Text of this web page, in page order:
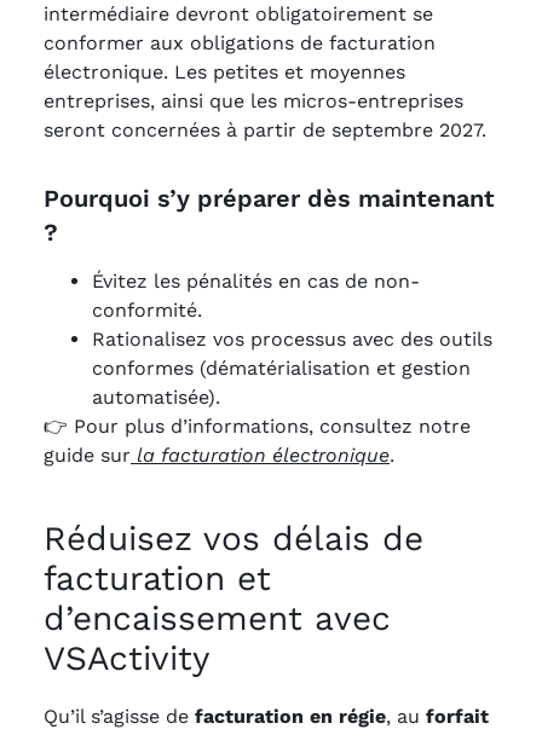
intermédiaire devront obligatoirement se
conformer aux obligations de facturation
électronique. Les petites et moyennes
entreprises, ainsi que les micros-entreprises
seront concernées à partir de septembre 2027.
Pourquoi s’y préparer dès maintenant
?
Évitez les pénalités en cas de non-
conformité.
Rationalisez vos processus avec des outils
conformes (dématérialisation et gestion
automatisée).
👉 Pour plus d’informations, consultez notre
guide sur la facturation électronique.
Réduisez vos délais de
facturation et
d’encaissement avec
VSActivity
Qu’il s’agisse de facturation en régie, au forfait